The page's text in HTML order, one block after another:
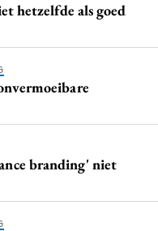
hetzelfde als goed
branding' niet